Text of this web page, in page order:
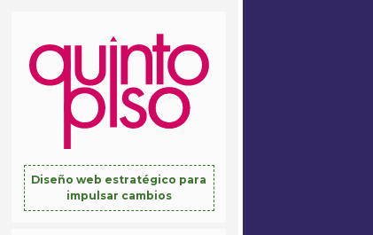
Diseño web estratégico para
impulsar cambios